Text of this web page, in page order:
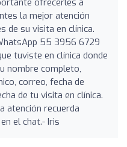
la mejor atención
de su visita en clínica.
55 3956 6729
tuviste en clínica donde
nombre completo,
correo, fecha de
de tu visita en clínica.
atención recuerda
el chat.- Iris